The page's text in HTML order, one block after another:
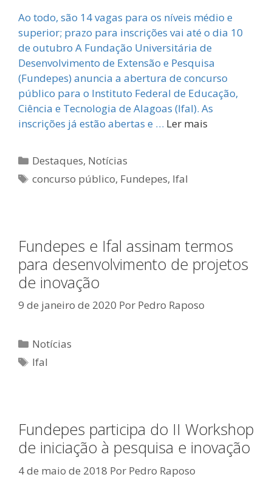
Ao todo, são 14 vagas para os níveis médio e
superior; prazo para inscrições vai até o dia 10
de outubro A Fundação Universitária de
Desenvolvimento de Extensão e Pesquisa
(Fundepes) anuncia a abertura de concurso
público para o Instituto Federal de Educação,
Ciência e Tecnologia de Alagoas (Ifal). As
inscrições já estão abertas e … Ler mais
Categorias
Destaques, Notícias
Tags
concurso público, Fundepes, Ifal
Fundepes e Ifal assinam termos
para desenvolvimento de projetos
de inovação
9 de janeiro de 2020 Por Pedro Raposo
Categorias
Notícias
Tags
Ifal
Fundepes participa do II Workshop
de iniciação à pesquisa e inovação
4 de maio de 2018 Por Pedro Raposo